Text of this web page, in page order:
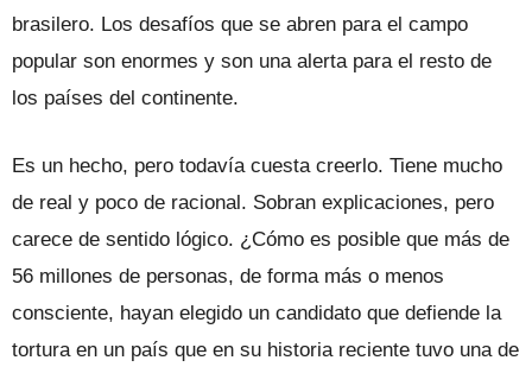
brasilero. Los desafíos que se abren para el campo
popular son enormes y son una alerta para el resto de
los países del continente.
Es un hecho, pero todavía cuesta creerlo. Tiene mucho
de real y poco de racional. Sobran explicaciones, pero
carece de sentido lógico. ¿Cómo es posible que más de
56 millones de personas, de forma más o menos
consciente, hayan elegido un candidato que defiende la
tortura en un país que en su historia reciente tuvo una de